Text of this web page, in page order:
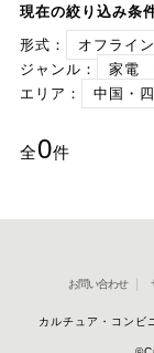
現在の絞り込み条
形式：
オフライン
ジャンル：
家電
エリア：
中国・
全0件
お問い合わせ
カルチュア・コン